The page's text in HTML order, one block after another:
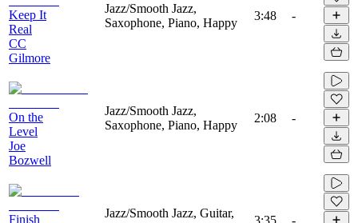
Keep It
Real
CC
Gilmore
Jazz/Smooth Jazz,
Saxophone, Piano, Happy
3:48 -
On the
Level
Joe
Bozwell
Jazz/Smooth Jazz,
Saxophone, Piano, Happy
2:08 -
Finish
Jazz/Smooth Jazz, Guitar,
3:35 -